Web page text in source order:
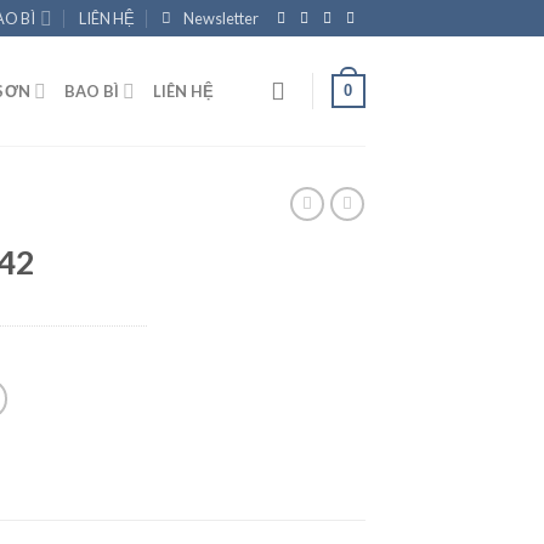
BÌ LIÊN HỆ Newsletter
BAO BÌ LIÊN HỆ 0